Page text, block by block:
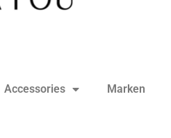
Accessories Marken